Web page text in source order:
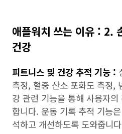
애플워치 쓰는 이유 : 2.
건강
피트니스 및 건강 추적 기능 :
측정, 혈중 산소 포화도 측정,
강 관련 기능을 통해 사용자
합니다. 운동 기록 추적 기능
석하고 개선하도록 도와줍니